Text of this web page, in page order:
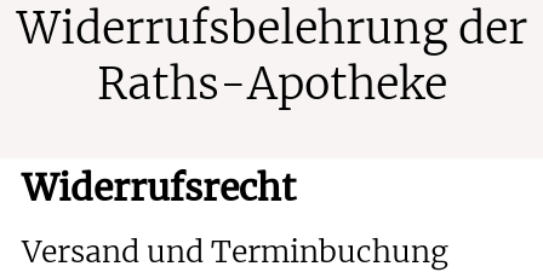
Widerrufsbelehrung der
Raths-Apotheke
Widerrufsrecht
Versand und Terminbuchung